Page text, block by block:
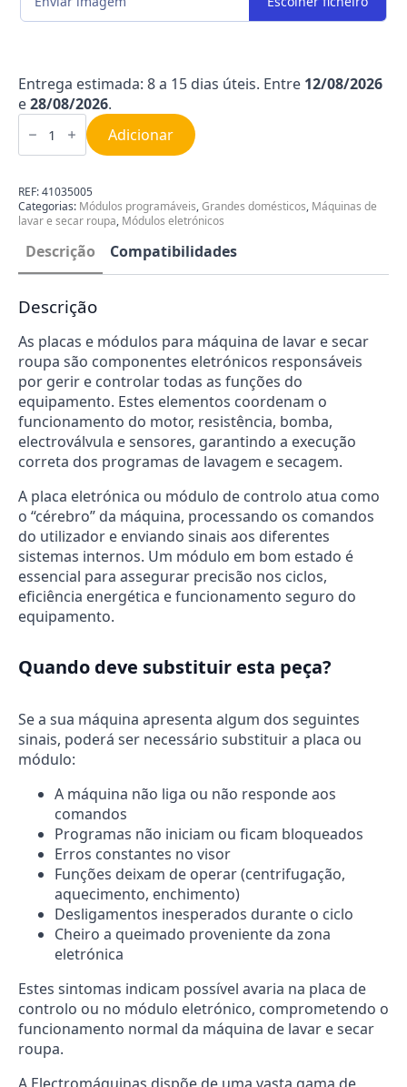
Entrega estimada: 8 a 15 dias úteis. Entre 12/08/2026
e28/08/2026.
Quantidade
de
de
Candy
|
Hoover
41041466
Adicionar
REF:41035005
Categorias: Módulos programáveis,Grandes domésticos, Máquinas de
lavar e secar roupa, Módulos eletrónicos
Descrição Compatibilidades
Descrição
As placas e módulos para máquina de lavar e secar
roupa são componentes eletrónicos responsáveis
por gerir e controlar todas as funções do
equipamento. Estes elementos coordenam o
funcionamento do motor, resistência, bomba,
electroválvula e sensores, garantindo a execução
correta dos programas de lavagem e secagem.
A placa eletrónica ou módulo de controlo atua como
o “cérebro” da máquina, processando os comandos
do utilizador e enviando sinais aos diferentes
sistemas internos. Um módulo em bom estado é
essencial para assegurar precisão nos ciclos,
eficiência energética e funcionamento seguro do
equipamento.
Quando deve substituir esta peça?
Se a sua máquina apresenta algum dos seguintes
sinais, poderá ser necessário substituir a placa ou
módulo:
A máquina não liga ou não responde aos
comandos
Programas não iniciam ou ficam bloqueados
Erros constantes no visor
Funções deixam de operar (centrifugação,
aquecimento, enchimento)
Desligamentos inesperados durante o ciclo
Cheiro a queimado proveniente da zona
eletrónica
Estes sintomas indicam possível avaria na placa de
controlo ou no módulo eletrónico, comprometendo o
funcionamento normal da máquina de lavar e secar
roupa.